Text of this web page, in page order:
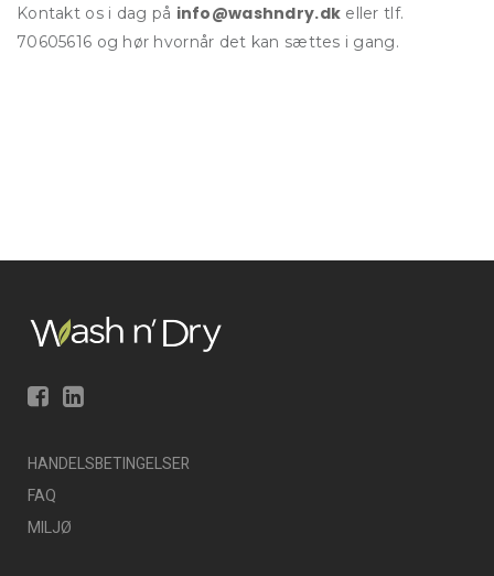
Kontakt os i dag på info@washndry.dk eller tlf.
70605616 og hør hvornår det kan sættes i gang.
HANDELSBETINGELSER
FAQ
MILJØ